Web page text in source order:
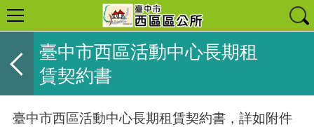
臺中市西區活動中心長期租
賃契約書
臺中市西區活動中心長期租賃契約書，詳如附件